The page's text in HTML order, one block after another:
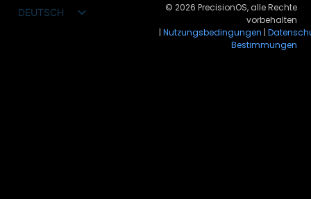
DEUTSCH
© 2026 PrecisionOS, alle Rechte
vorbehalten
| Nutzungsbedingungen |
Bestimmungen